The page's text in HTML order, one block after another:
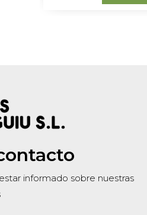
informado sobre nuestras